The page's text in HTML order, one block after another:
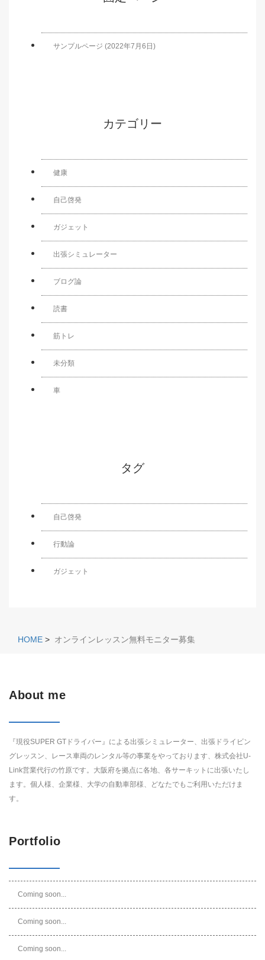
サンプルページ (2022年7月6日)
カテゴリー
健康
自己啓発
ガジェット
出張シミュレーター
ブログ論
読書
筋トレ
未分類
車
タグ
自己啓発
行動論
ガジェット
HOME > オンラインレッスン無料モニター募集
About me
『現役SUPER GTドライバー』による出張シミュレーター、出張ドライビン
グレッスン、レース車両のレンタル等の事業をやっております、株式会社U-
Link営業代行の竹原です。大阪府を拠点に各地、各サーキットに出張いたし
ます。個人様、企業様、大学の自動車部様、どなたでもご利用いただけま
す。
Portfolio
Coming soon...
Coming soon...
Coming soon...